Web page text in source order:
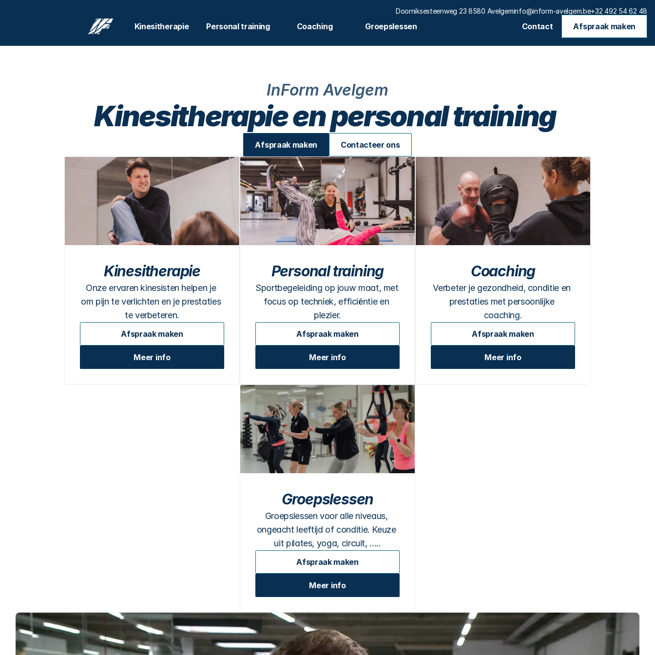
Doorniksesteenweg 23 8580 Avelgeminfo@inform-avelgem.be+32 492 54 62 48
Kinesitherapie Personal training Coaching Groepslessen Contact Afspraak maken
InForm Avelgem
Kinesitherapie en personal training
Afspraak maken Contacteer ons
Kinesitherapie
Onze ervaren kinesisten helpen je
om pijn te verlichten en je prestaties
te verbeteren.
Afspraak maken
Meer info
Personal training
Sportbegeleiding op jouw maat, met
focus op techniek, efficiëntie en
plezier.
Afspraak maken
Meer info
Coaching
Verbeter je gezondheid, conditie en
prestaties met persoonlijke
coaching.
Afspraak maken
Meer info
Groepslessen
Groepslessen voor alle niveaus,
ongeacht leeftijd of conditie. Keuze
uit pilates, yoga, circuit, .....
Afspraak maken
Meer info